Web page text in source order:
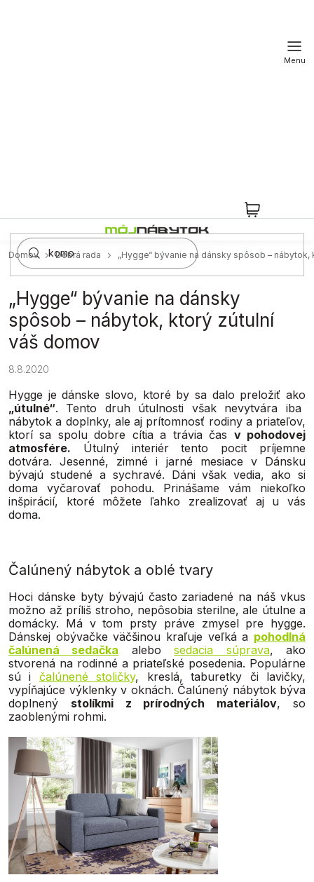
KOŠÍK
Domov Dobrá rada „Hygge“ bývanie na dánsky spôsob –
„Hygge“ bývanie na dánsky
spôsob – nábytok, ktorý zútulní
váš domov
8.8.2020
Hygge je dánske slovo, ktoré by sa dalo preložiť ako
„útulné“. Tento druh útulnosti však nevytvára iba
nábytok a doplnky, ale aj prítomnosť rodiny a priateľov,
ktorí sa spolu dobre cítia a trávia čas v pohodovej
atmosfére. Útulný interiér tento pocit príjemne
dotvára. Jesenné, zimné i jarné mesiace v Dánsku
bývajú studené a sychravé. Dáni však vedia, ako si
doma vyčarovať pohodu. Prinášame vám niekoľko
inšpirácií, ktoré môžete ľahko zrealizovať aj u vás
doma.
Čalúnený nábytok a oblé tvary
Hoci dánske byty bývajú často zariadené na náš vkus
možno až príliš stroho, nepôsobia sterilne, ale útulne a
domácky. Má v tom prsty práve zmysel pre hygge.
Dánskej obývačke väčšinou kraľuje veľká a pohodlná
čalúnená sedačka alebosedacia súprava, ako
stvorená na rodinné a priateľské posedenia. Populárne
sú i čalúnené stoličky, kreslá, taburetky či lavičky,
vypĺňajúce výklenky v oknách. Čalúnený nábytok býva
doplnený stolíkmi z prírodných materiálov, so
zaoblenými rohmi.